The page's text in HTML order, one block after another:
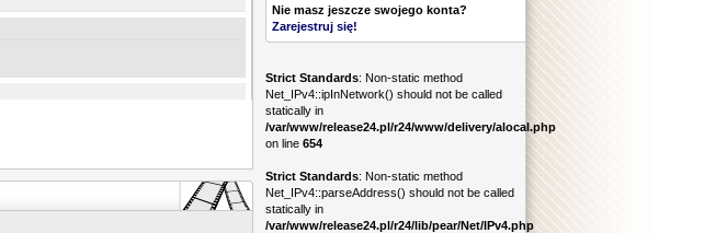
Nie masz jeszcze swojego konta?
Zarejestruj się!
Strict Standards: Non-static method
Net_IPv4::ipInNetwork() should not be called
statically in
/var/www/release24.pl/r24/www/delivery/alocal.php
on line 654
Strict Standards: Non-static method
Net_IPv4::parseAddress() should not be called
statically in
/var/www/release24.pl/r24/lib/pear/Net/IPv4.php